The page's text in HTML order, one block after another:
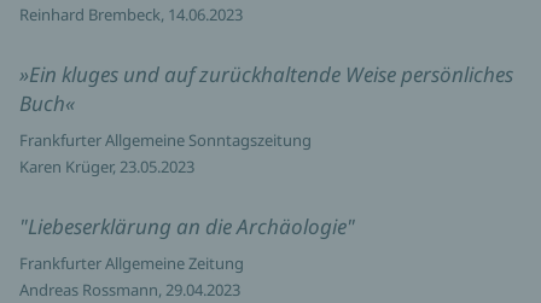
Reinhard Brembeck, 14.06.2023
»Ein kluges und auf zurückhaltende Weise persönliches
Buch«
Frankfurter Allgemeine Sonntagszeitung
Karen Krüger, 23.05.2023
"Liebeserklärung an die Archäologie"
Frankfurter Allgemeine Zeitung
Andreas Rossmann, 29.04.2023